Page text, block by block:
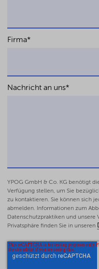
Firma*
Nachricht an uns*
YPOG GmbH & Co. KG benötigt
Verfügung stellen, um Sie
zu kontaktieren. Sie können sich
abmelden. Informationen zum
Datenschutzpraktiken und unsere
Privatsphäre finden Sie in unseren